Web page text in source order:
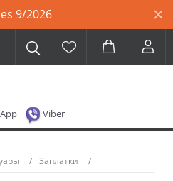
9/2026
Viber
Заплатки